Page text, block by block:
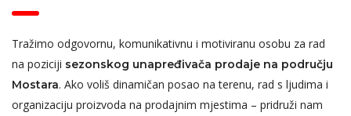
Tražimo odgovornu, komunikativnu i motiviranu osobu za rad
na poziciji sezonskog unapređivača prodaje na području
Mostara. Ako voliš dinamičan posao na terenu, rad s ljudima i
organizaciju proizvoda na prodajnim mjestima – pridruži nam